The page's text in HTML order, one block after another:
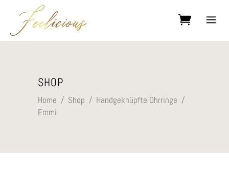
SHOP
Home / Shop / Handgeknüpfte Ohrringe /
Emmi